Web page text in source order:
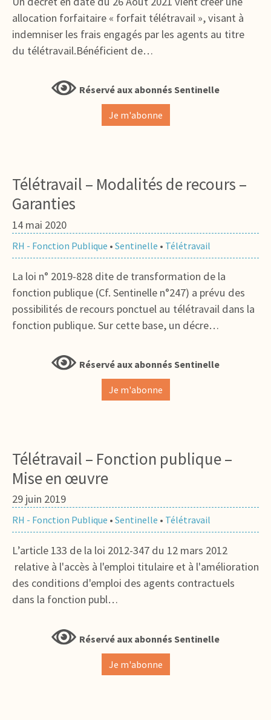
allocation forfaitaire « forfait télétravail », visant à
indemniser les frais engagés par les agents au titre
du télétravail.Bénéficient de…
Réservé aux abonnés Sentinelle
Je m'abonne
Télétravail – Modalités de recours –
Garanties
14 mai 2020
RH - Fonction Publique • Sentinelle • Télétravail
La loi n° 2019-828 dite de transformation de la
fonction publique (Cf. Sentinelle n°247) a prévu des
possibilités de recours ponctuel au télétravail dans la
fonction publique. Sur cette base, un décre…
Réservé aux abonnés Sentinelle
Je m'abonne
Télétravail – Fonction publique –
Mise en œuvre
29 juin 2019
RH - Fonction Publique • Sentinelle • Télétravail
L’article 133 de la loi 2012-347 du 12 mars 2012
relative à l'accès à l'emploi titulaire et à l'amélioration
des conditions d'emploi des agents contractuels
dans la fonction publ…
Réservé aux abonnés Sentinelle
Je m'abonne